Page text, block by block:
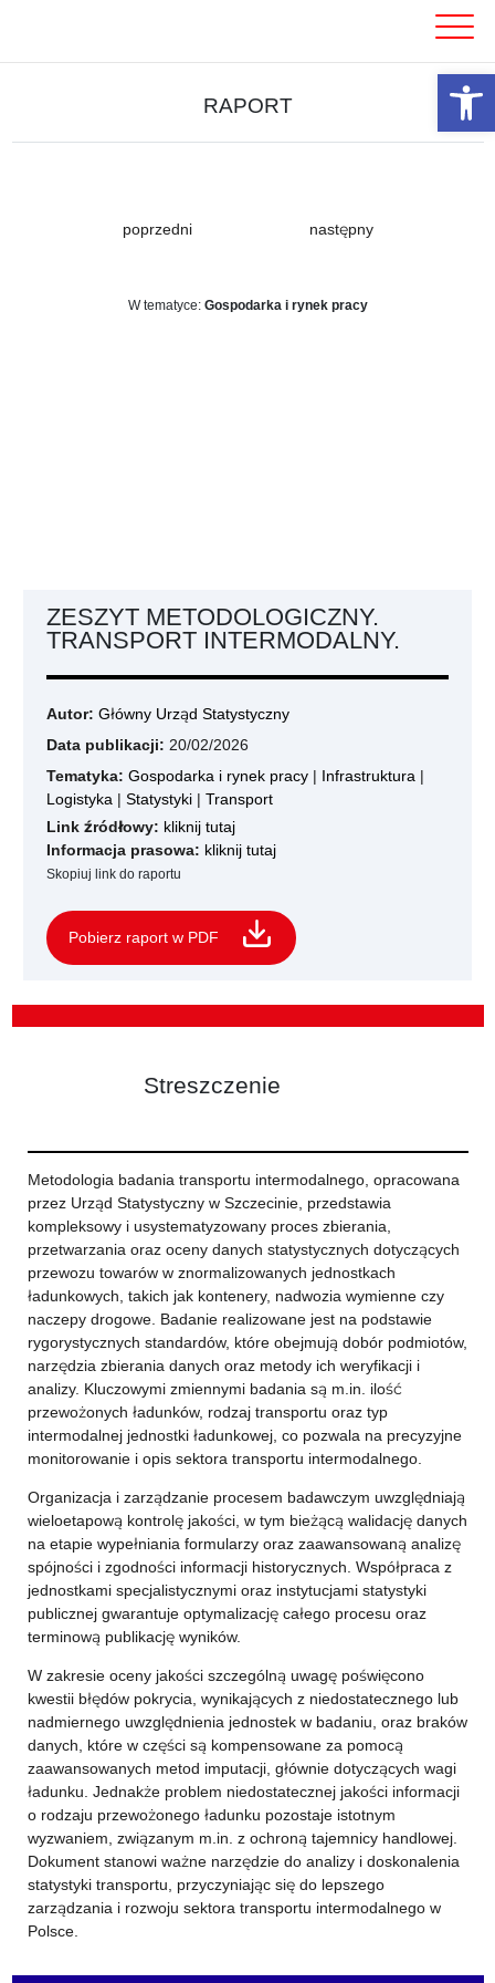
RAPORT
poprzedni następny
W tematyce: Gospodarka i rynek pracy
ZESZYT METODOLOGICZNY.
TRANSPORT INTERMODALNY.
Autor: Główny Urząd Statystyczny
Data publikacji: 20/02/2026
Tematyka: Gospodarka i rynek pracy | Infrastruktura |
Logistyka | Statystyki | Transport
Link źródłowy: kliknij tutaj
Informacja prasowa: kliknij tutaj
Skopiuj link do raportu
Pobierz raport w PDF
Streszczenie
Metodologia badania transportu intermodalnego, opracowana
przez Urząd Statystyczny w Szczecinie, przedstawia
kompleksowy i usystematyzowany proces zbierania,
przetwarzania oraz oceny danych statystycznych dotyczących
przewozu towarów w znormalizowanych jednostkach
ładunkowych, takich jak kontenery, nadwozia wymienne czy
naczepy drogowe. Badanie realizowane jest na podstawie
rygorystycznych standardów, które obejmują dobór podmiotów,
narzędzia zbierania danych oraz metody ich weryfikacji i
analizy. Kluczowymi zmiennymi badania są m.in. ilość
przewożonych ładunków, rodzaj transportu oraz typ
intermodalnej jednostki ładunkowej, co pozwala na precyzyjne
monitorowanie i opis sektora transportu intermodalnego.
Organizacja i zarządzanie procesem badawczym uwzględniają
wieloetapową kontrolę jakości, w tym bieżącą walidację danych
na etapie wypełniania formularzy oraz zaawansowaną analizę
spójności i zgodności informacji historycznych. Współpraca z
jednostkami specjalistycznymi oraz instytucjami statystyki
publicznej gwarantuje optymalizację całego procesu oraz
terminową publikację wyników.
W zakresie oceny jakości szczególną uwagę poświęcono
kwestii błędów pokrycia, wynikających z niedostatecznego lub
nadmiernego uwzględnienia jednostek w badaniu, oraz braków
danych, które w części są kompensowane za pomocą
zaawansowanych metod imputacji, głównie dotyczących wagi
ładunku. Jednakże problem niedostatecznej jakości informacji
o rodzaju przewożonego ładunku pozostaje istotnym
wyzwaniem, związanym m.in. z ochroną tajemnicy handlowej.
Dokument stanowi ważne narzędzie do analizy i doskonalenia
statystyki transportu, przyczyniając się do lepszego
zarządzania i rozwoju sektora transportu intermodalnego w
Polsce.